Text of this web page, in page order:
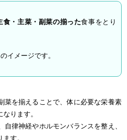
食・主菜・副菜の揃った食事をとり
のイメージです。
菜を揃えることで、体に必要な栄養素
なります。
律神経やホルモンバランスを整え、
ます。